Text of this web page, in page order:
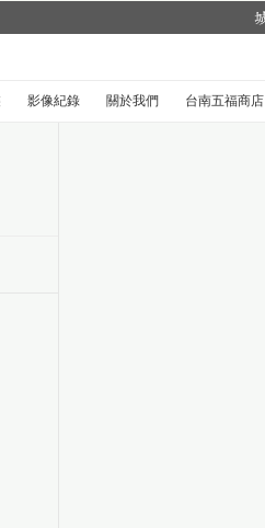
影像紀錄 關於我們 台南五福商店